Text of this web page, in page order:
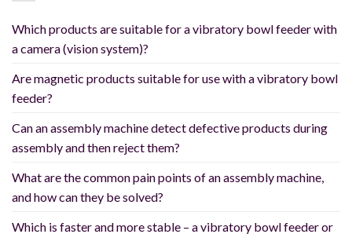
Which products are suitable for a vibratory bowl feeder with
a camera (vision system)?
Are magnetic products suitable for use with a vibratory bowl
feeder?
Can an assembly machine detect defective products during
assembly and then reject them?
What are the common pain points of an assembly machine,
and how can they be solved?
Which is faster and more stable – a vibratory bowl feeder or